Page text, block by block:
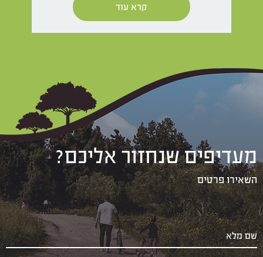
קרא עוד
מעדיפים שנחזור אליכם?
השאירו פרטים